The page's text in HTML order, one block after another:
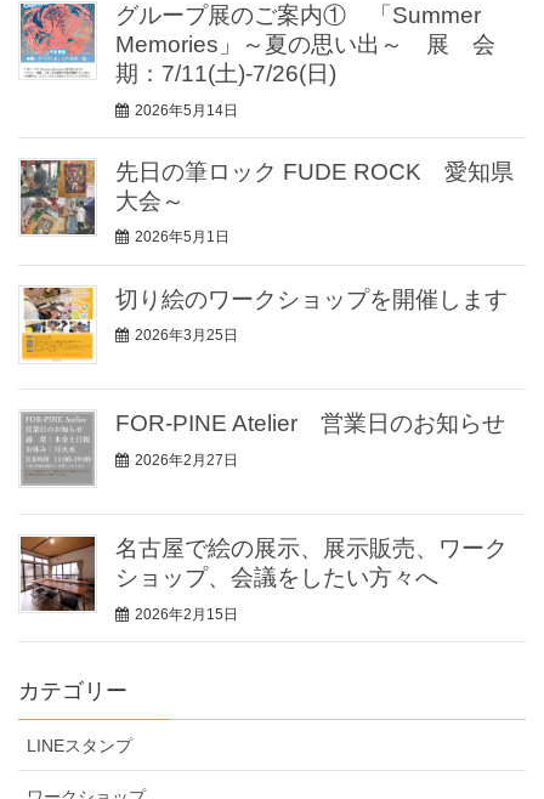
グループ展のご案内① 「Summer
Memories」～夏の思い出～ 展 会
期：7/11(土)-7/26(日)
2026年5月14日
先日の筆ロック FUDE ROCK 愛知県
大会～
2026年5月1日
切り絵のワークショップを開催します
2026年3月25日
FOR-PINE Atelier 営業日のお知らせ
2026年2月27日
名古屋で絵の展示、展示販売、ワーク
ショップ、会議をしたい方々へ
2026年2月15日
カテゴリー
LINEスタンプ